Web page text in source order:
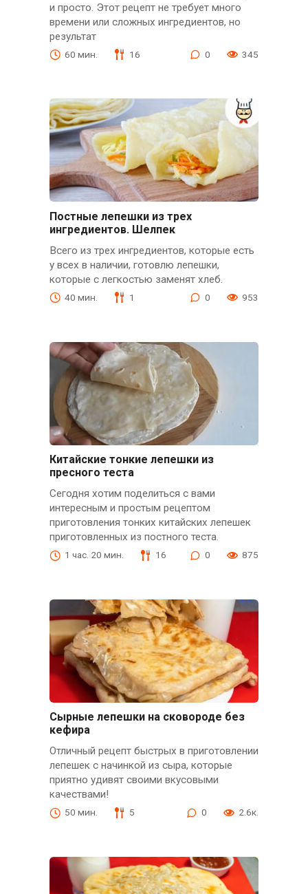
и просто. Этот рецепт не требует много
времени или сложных ингредиентов, но
результат
60 мин. 16 0 345
Постные лепешки из трех
ингредиентов. Шелпек
Всего из трех ингредиентов, которые есть
у всех в наличии, готовлю лепешки,
которые с легкостью заменят хлеб.
40 мин. 1 0 953
Китайские тонкие лепешки из
пресного теста
Сегодня хотим поделиться с вами
интересным и простым рецептом
приготовления тонких китайских лепешек
приготовленных из постного теста.
1 час. 20 мин. 16 0 875
Сырные лепешки на сковороде без
кефира
Отличный рецепт быстрых в приготовлении
лепешек с начинкой из сыра, которые
приятно удивят своими вкусовыми
качествами!
50 мин. 5 0 2.6к.